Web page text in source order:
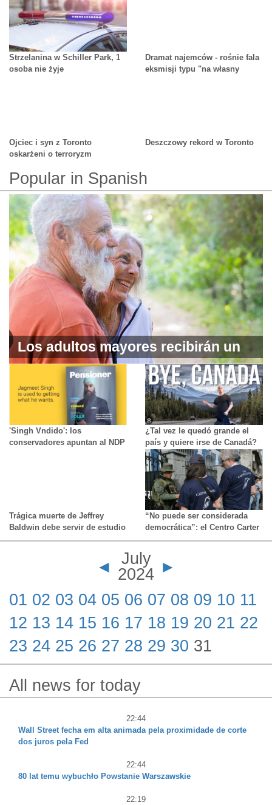
Strzelanina w Schiller Park, 1
osoba nie żyje
Dramat najemców - rośnie fala
eksmisji typu "na własny
Ojciec i syn z Toronto
oskarżeni o terroryzm
Deszczowy rekord w Toronto
Popular in Spanish
Los adultos mayores recibirán un
complemento a sus prestaciones
de vejez
'Singh Vndido': los
conservadores apuntan al NDP
¿Tal vez le quedó grande el
país y quiere irse de Canadá?
¡La puerta está abierta! y
expertos explican todo lo que
necesita saber
Trágica muerte de Jeffrey
Baldwin debe servir de estudio
para organizaciones de
“No puede ser considerada
democrática”: el Centro Carter
dice que no puede verificar los
presidencial en Venezuela y
acusa al gobierno de violar la
◄
July
2024 ►
01 02 03 04 05 06 07 08 09 10 11
12 13 14 15 16 17 18 19 20 21 22
23 24 25 26 27 28 29 30 31
All news for today
22:44
Wall Street fecha em alta animada pela proximidade de corte
dos juros pela Fed
22:44
80 lat temu wybuchło Powstanie Warszawskie
22:19